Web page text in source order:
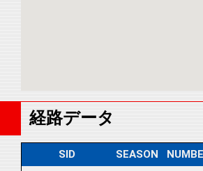
経路データ
SID SEASON